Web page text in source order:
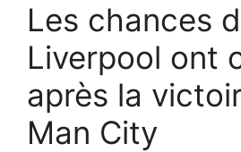
Les chances
Liverpool ont
après la
Man City